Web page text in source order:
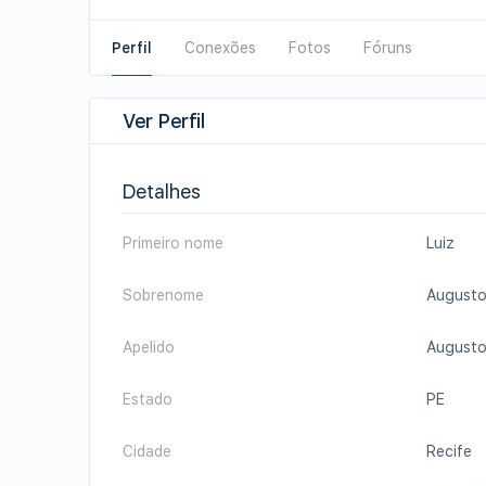
Perfil Conexões Fotos Fóruns
Ver Perfil
Detalhes
Primeiro nome Luiz
Sobrenome Augusto
Apelido
Estado PE
Cidade Recife